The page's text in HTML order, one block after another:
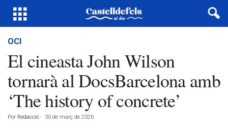
OCI
El cineasta John Wilson
tornarà al DocsBarcelona amb
‘The history of concrete’
Por Redacció - 30 de març de 2026